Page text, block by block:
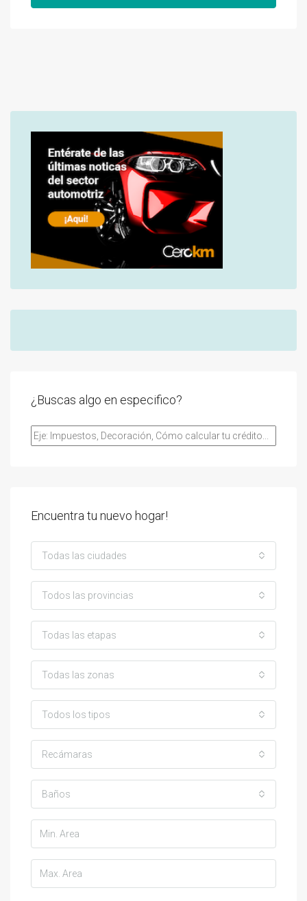
¿Buscas algo en especifico?
Encuentra tu nuevo hogar!
Todas las ciudades
Todos las provincias
Todas las etapas
Todas las zonas
Todos los tipos
Recámaras
Baños